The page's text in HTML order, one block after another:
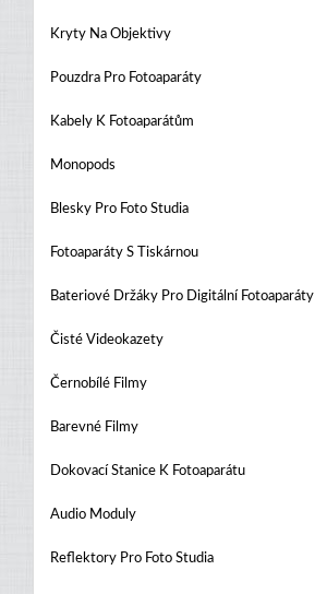
Kryty Na Objektivy
Pouzdra Pro Fotoaparáty
Kabely K Fotoaparátům
Monopods
Blesky Pro Foto Studia
Fotoaparáty S Tiskárnou
Bateriové Držáky Pro Digitální Fotoaparáty
Čisté Videokazety
Černobílé Filmy
Barevné Filmy
Dokovací Stanice K Fotoaparátu
Audio Moduly
Reflektory Pro Foto Studia